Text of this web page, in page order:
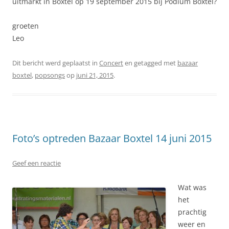
groeten
Leo
Dit bericht werd geplaatst in Concerten getagged met bazaar
boxtel, popsongsop juni 21, 2015.
Foto’s optreden Bazaar Boxtel 14 juni 2015
Geef een reactie
Wat was
het
prachtig
weer en